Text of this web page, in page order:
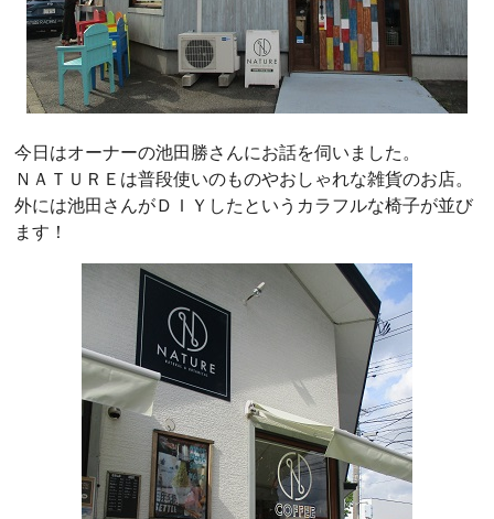
今日はオーナーの池田勝さんにお話を伺いました。
ＮＡＴＵＲＥは普段使いのものやおしゃれな雑貨のお店。
外には池田さんがＤＩＹしたというカラフルな椅子が並び
ます！